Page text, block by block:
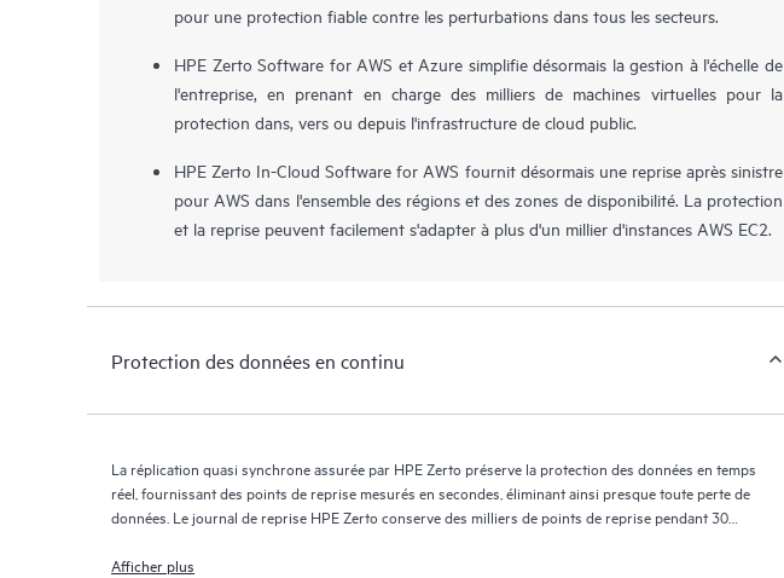
pour une protection fiable contre les perturbations dans tous les secteurs.
HPE Zerto Software for AWS et Azure simplifie désormais la gestion à l'échelle de
l'entreprise, en prenant en charge des milliers de machines virtuelles pour la
protection dans, vers ou depuis l'infrastructure de cloud public.
HPE Zerto In-Cloud Software for AWS fournit désormais une reprise après sinistre
pour AWS dans l'ensemble des régions et des zones de disponibilité. La protection
et la reprise peuvent facilement s'adapter à plus d'un millier d'instances AWS EC2.
Protection des données en continu
La réplication quasi synchrone assurée par HPE Zerto préserve la protection des données en temps
réel, fournissant des points de reprise mesurés en secondes, éliminant ainsi presque toute perte de
données. Le journal de reprise HPE Zerto conserve des milliers de points de reprise pendant 30
Afficher plus